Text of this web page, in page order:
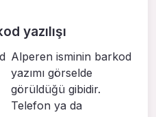
yazılışı
Alperen isminin barkod
yazımı görselde
görüldüğü gibidir.
Telefon ya da